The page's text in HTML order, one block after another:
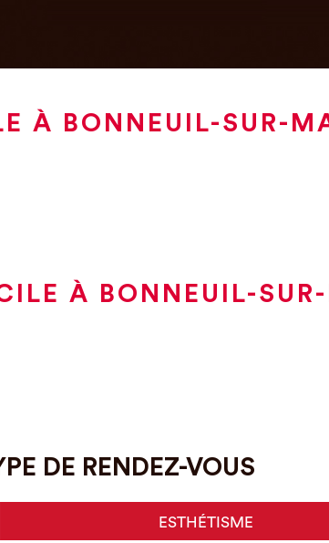
À BONNEUIL-SUR-
À BONNEUIL-
DE RENDEZ-VOUS
ESTHÉTISME